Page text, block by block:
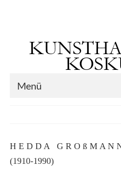
Menü
H E D D A G R O ß M A N
(1910-1990)